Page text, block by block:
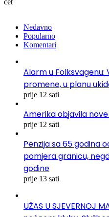
čet
Nedavno
Popularno
Komentari
Alarm u
promene, u planu
prije 12 sati
Amerika objavila
prije 12 sati
Penzija sa 65 godina
pomjera granicu,
godine
prije 13 sati
UŽAS U SJEVERNOJ